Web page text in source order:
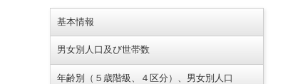
基本情報
男女別人口及び世帯数
年齢別（５歳階級、４区分）、男女別人口